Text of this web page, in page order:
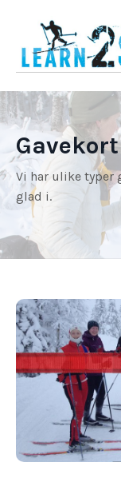
Gavekort
Vi har ulike typer
glad i.